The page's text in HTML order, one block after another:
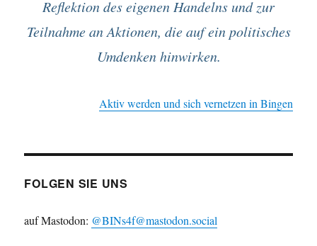
Reflektion des eigenen Handelns und zur
Teilnahme an Aktionen, die auf ein politisches
Umdenken hinwirken.
Aktiv werden und sich vernetzen in Bingen
FOLGEN SIE UNS
auf Mastodon: @BINs4f@mastodon.social